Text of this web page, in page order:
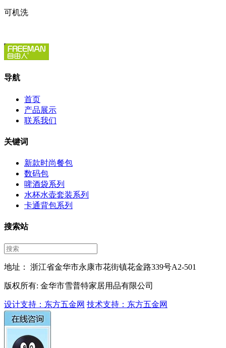
可机洗
导航
首页
产品展示
联系我们
关键词
新款时尚餐包
数码包
啤酒袋系列
水杯水壶套装系列
卡通背包系列
搜索站
地址： 浙江省金华市永康市花街镇花金路339号A2-501
版权所有: 金华市雪普特家居用品有限公司
设计支持：东方五金网 技术支持：东方五金网